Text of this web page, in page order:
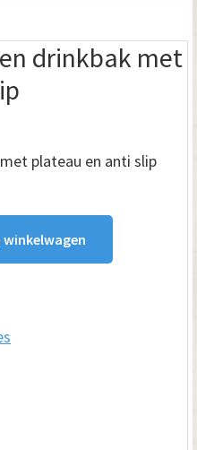
drinkbak met
plateau en anti slip
winkelwagen